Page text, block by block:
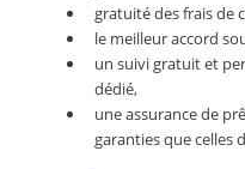
gratuité des frais de
le meilleur accord
un suivi gratuit et
dédié,
une assurance de
garanties que celles